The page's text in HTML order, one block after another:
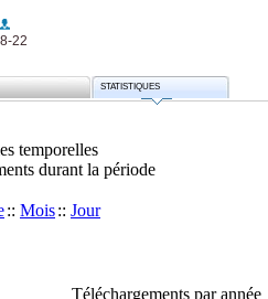
22
STATISTIQUES